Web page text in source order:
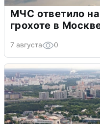
МЧС ответило
грохоте в
7 августа 0